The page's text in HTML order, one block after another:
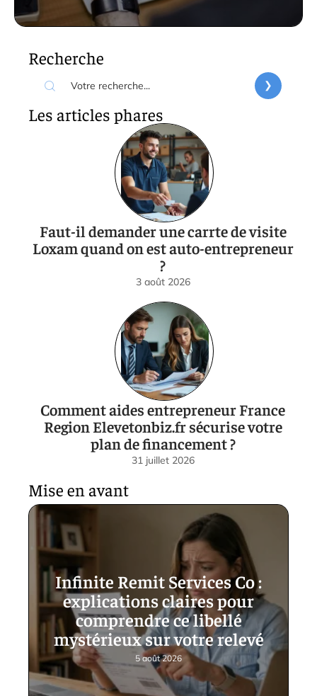
Recherche
Les articles phares
Faut-il demander une carrte de visite
Loxam quand on est auto-entrepreneur
?
3 août 2026
Comment aides entrepreneur France
Region Elevetonbiz.fr sécurise votre
plan de financement ?
31 juillet 2026
Mise en avant
Infinite Remit Services Co :
explications claires pour
comprendre ce libellé
mystérieux sur votre relevé
5 août 2026